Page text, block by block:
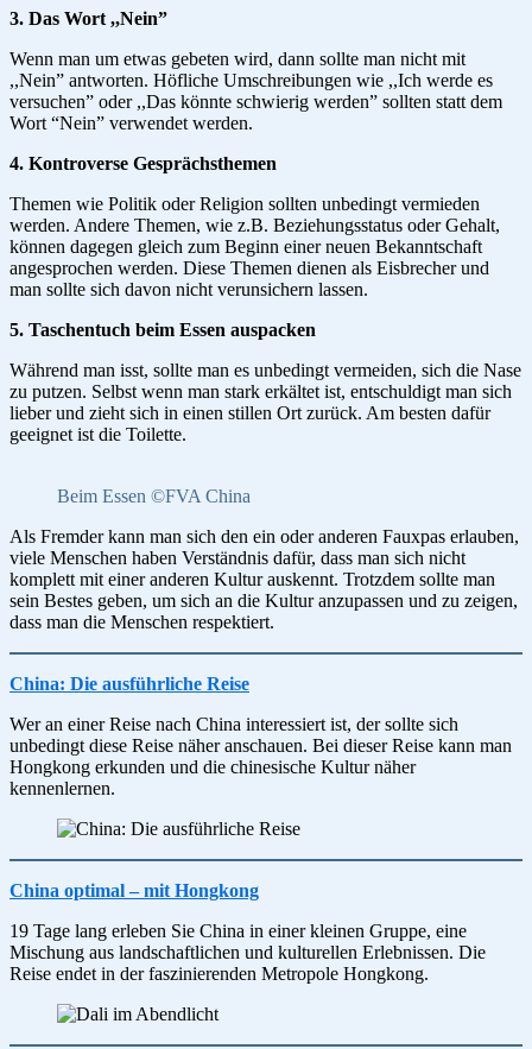
3. Das Wort ,,Nein”
Wenn man um etwas gebeten wird, dann sollte man nicht mit
,,Nein” antworten. Höfliche Umschreibungen wie ,,Ich werde es
versuchen” oder ,,Das könnte schwierig werden” sollten statt dem
Wort “Nein” verwendet werden.
4. Kontroverse Gesprächsthemen
Themen wie Politik oder Religion sollten unbedingt vermieden
werden. Andere Themen, wie z.B. Beziehungsstatus oder Gehalt,
können dagegen gleich zum Beginn einer neuen Bekanntschaft
angesprochen werden. Diese Themen dienen als Eisbrecher und
man sollte sich davon nicht verunsichern lassen.
5. Taschentuch beim Essen auspacken
Während man isst, sollte man es unbedingt vermeiden, sich die Nase
zu putzen. Selbst wenn man stark erkältet ist, entschuldigt man sich
lieber und zieht sich in einen stillen Ort zurück. Am besten dafür
geeignet ist die Toilette.
Beim Essen ©FVA China
Als Fremder kann man sich den ein oder anderen Fauxpas erlauben,
viele Menschen haben Verständnis dafür, dass man sich nicht
komplett mit einer anderen Kultur auskennt. Trotzdem sollte man
sein Bestes geben, um sich an die Kultur anzupassen und zu zeigen,
dass man die Menschen respektiert.
China: Die ausführliche Reise
Wer an einer Reise nach China interessiert ist, der sollte sich
unbedingt diese Reise näher anschauen. Bei dieser Reise kann man
Hongkong erkunden und die chinesische Kultur näher
kennenlernen.
China optimal – mit Hongkong
19 Tage lang erleben Sie China in einer kleinen Gruppe, eine
Mischung aus landschaftlichen und kulturellen Erlebnissen. Die
Reise endet in der faszinierenden Metropole Hongkong.